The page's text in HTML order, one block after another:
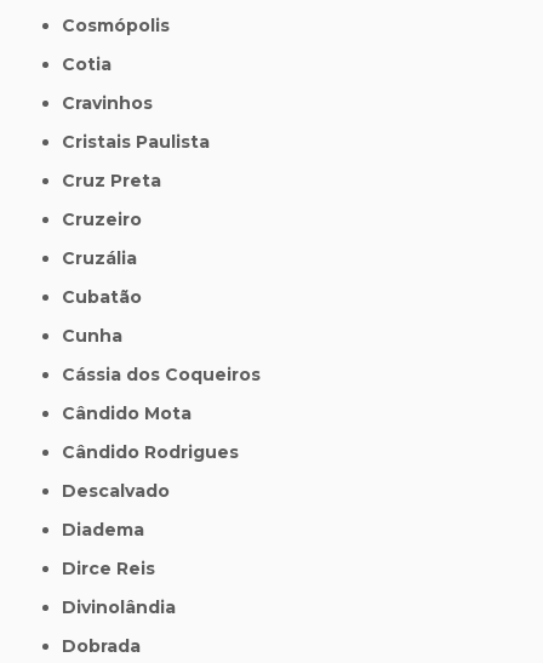
Cosmópolis
Cotia
Cravinhos
Cristais Paulista
Cruz Preta
Cruzeiro
Cruzália
Cubatão
Cunha
Cássia dos Coqueiros
Cândido Mota
Cândido Rodrigues
Descalvado
Diadema
Dirce Reis
Divinolândia
Dobrada